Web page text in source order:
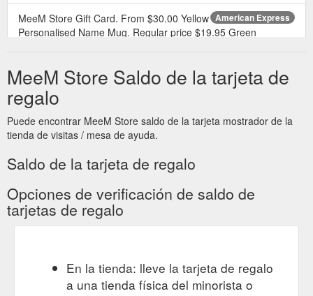
American Express
MeeM Store Gift Card. From $30.00 Yellow
Personalised Name Mug. Regular price $19.95 Green
Personalised Name Mug. Regular price $19.95 2pc Newborn
Swaddle Wrap Sleeping Bag Set ...
https://meem.net.au/collections/other
MeeM Store Saldo de la tarjeta de
regalo
Puede encontrar MeeM Store saldo de la tarjeta mostrador de la
tienda de visitas / mesa de ayuda.
Saldo de la tarjeta de regalo
Opciones de verificación de saldo de
tarjetas de regalo
En la tienda: lleve la tarjeta de regalo
a una tienda física del minorista o